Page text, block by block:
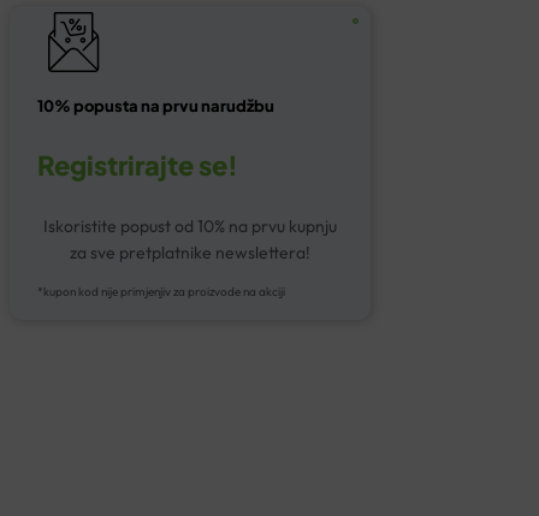
10% popusta na prvu narudžbu
Registrirajte se!
Iskoristite popust od 10% na prvu kupnju
za sve pretplatnike newslettera!
*kupon kod nije primjenjiv za proizvode na akciji